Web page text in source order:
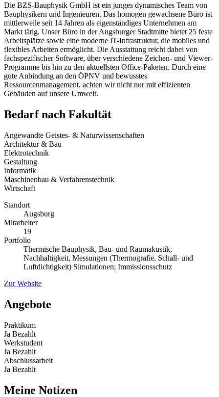
Die BZS-Bauphysik GmbH ist ein junges dynamisches Team von
Bauphysikern und Ingenieuren. Das homogen gewachsene Büro ist
mittlerweile seit 14 Jahren als eigenständiges Unternehmen am
Markt tätig. Unser Büro in der Augsburger Stadtmitte bietet 25 feste
Arbeitsplätze sowie eine moderne IT-Infrastruktur, die mobiles und
flexibles Arbeiten ermöglicht. Die Ausstattung reicht dabei von
fachspezifischer Software, über verschiedene Zeichen- und Viewer-
Programme bis hin zu den aktuellsten Office-Paketen. Durch eine
gute Anbindung an den ÖPNV und bewusstes
Ressourcenmanagement, achten wir nicht nur mit effizienten
Gebäuden auf unsere Umwelt.
Bedarf nach Fakultät
Angewandte Geistes- & Naturwissenschaften
Architektur & Bau
Elektrotechnik
Gestaltung
Informatik
Maschinenbau & Verfahrenstechnik
Wirtschaft
Standort
Augsburg
Mitarbeiter
19
Portfolio
Thermische Bauphysik, Bau- und Raumakustik,
Nachhaltigkeit, Messungen (Thermografie, Schall- und
Luftdichtigkeit) Simulationen; Immissionsschutz
Zur Website
Angebote
Praktikum
Ja Bezahlt
Werkstudent
Ja Bezahlt
Abschlussarbeit
Ja Bezahlt
Meine Notizen